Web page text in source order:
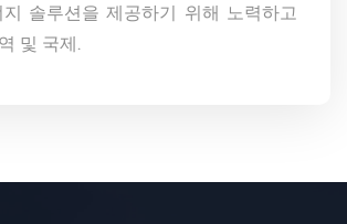
솔루션을 제공하기 위해 노력하고
및 국제.